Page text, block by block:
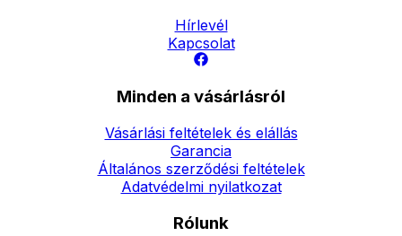
Hírlevél
Kapcsolat
Minden a vásárlásról
Vásárlási feltételek és elállás
Garancia
Általános szerződési feltételek
Adatvédelmi nyilatkozat
Rólunk